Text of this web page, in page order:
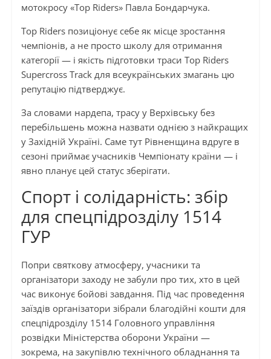
мотокросу «Top Riders» Павла Бондарчука.
Top Riders позиціонує себе як місце зростання
чемпіонів, а не просто школу для отримання
категорії — і якість підготовки траси Top Riders
Supercross Track для всеукраїнських змагань цю
репутацію підтверджує.
За словами нардепа, трасу у Верхівську без
перебільшень можна назвати однією з найкращих
у Західній Україні. Саме тут Рівненщина вдруге в
сезоні приймає учасників Чемпіонату країни — і
явно планує цей статус зберігати.
Спорт і солідарність: збір
для спецпідрозділу 1514
ГУР
Попри святкову атмосферу, учасники та
організатори заходу не забули про тих, хто в цей
час виконує бойові завдання. Під час проведення
заїздів організатори зібрали благодійні кошти для
спецпідрозділу 1514 Головного управління
розвідки Міністерства оборони України —
зокрема, на закупівлю технічного обладнання та